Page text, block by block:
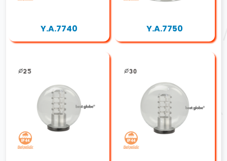
Y.A.7740 Y.A.7750